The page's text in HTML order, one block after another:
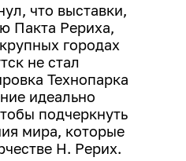
что выставки,
Пакта Рериха,
городах
не стал
Технопарка
идеально
подчеркнуть
мира, которые
Н. Рерих.